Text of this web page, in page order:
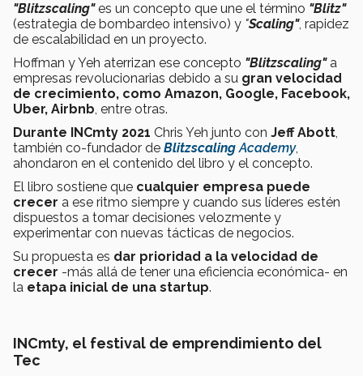
"Blitzscaling"es un concepto que une el término "Blitz"
(estrategia de bombardeo intensivo) y "Scaling", rapidez
de escalabilidad en un proyecto.
Hoffman y Yeh aterrizan ese concepto "Blitzscaling"a
empresas revolucionarias debido a su gran velocidad
de crecimiento, como Amazon, Google, Facebook,
Uber, Airbnb, entre otras.
Durante INCmty 2021 Chris Yeh junto con Jeff Abott,
también co-fundador de BlitzscalingAcademy,
ahondaron en el contenido del libro y el concepto.
El libro sostiene que cualquier empresa puede
crecer a ese ritmo siempre y cuando sus líderes estén
dispuestos a tomar decisiones velozmente y
experimentar con nuevas tácticas de negocios.
Su propuesta es dar prioridad a la velocidad de
crecer -más allá de tener una eficiencia económica- en
la etapa inicial de una startup.
INCmty, el festival de emprendimiento del
Tec